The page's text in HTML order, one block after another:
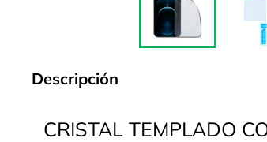
Descripción
CRISTAL TEMPLADO